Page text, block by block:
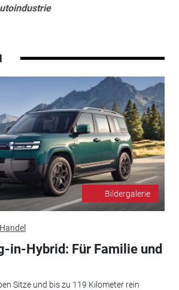
Bildergalerie
in-Hybrid: Für Familie und
Sitze und bis zu 119 Kilometer rein